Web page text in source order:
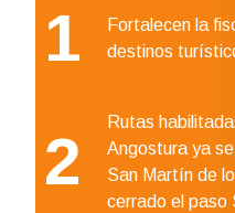
1
Fortalecen la
destinos
2
Rutas
Angostura ya
San Martín de
cerrado el paso